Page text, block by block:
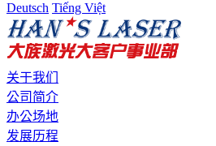
Deutsch Tiếng Việt
关于我们
公司简介
办公场地
发展历程